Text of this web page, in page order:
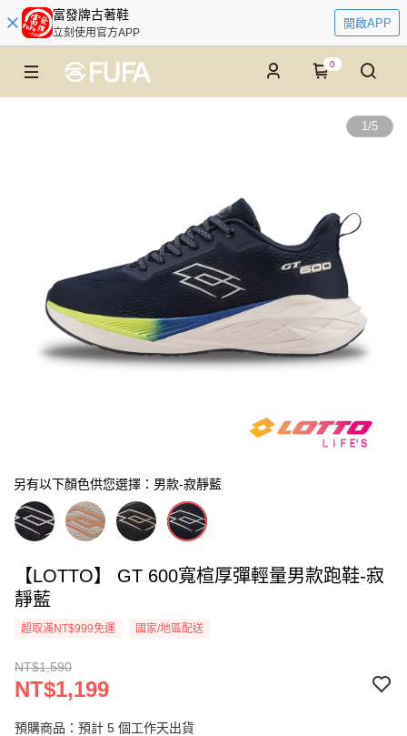
富發牌古著鞋
立刻使用官方APP
開啟APP
0
1/5
另有以下顏色供您選擇：男款-寂靜藍
【LOTTO】 GT 600寬楦厚彈輕量男款跑鞋-寂
靜藍
超取滿NT$999免運 國家/地區配送
NT$1,590
NT$1,199
預購商品：預計 5 個工作天出貨